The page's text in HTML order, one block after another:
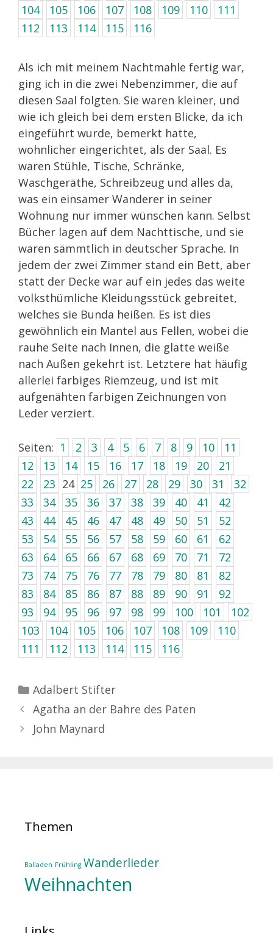
104
105 106 107 108 109 110
111
112
113 114 115 116
Als ich mit meinem Nachtmahle fertig war,
ging ich in die zwei Nebenzimmer, die auf
diesen Saal folgten. Sie waren kleiner, und
wie ich gleich bei dem ersten Blicke, da ich
eingeführt wurde, bemerkt hatte,
wohnlicher eingerichtet, als der Saal. Es
waren Stühle, Tische, Schränke,
Waschgeräthe, Schreibzeug und alles da,
was ein einsamer Wanderer in seiner
Wohnung nur immer wünschen kann. Selbst
Bücher lagen auf dem Nachttische, und sie
waren sämmtlich in deutscher Sprache. In
jedem der zwei Zimmer stand ein Bett, aber
statt der Decke war auf ein jedes das weite
volksthümliche Kleidungsstück gebreitet,
welches sie Bunda heißen. Es ist dies
gewöhnlich ein Mantel aus Fellen, wobei die
rauhe Seite nach Innen, die glatte weiße
nach Außen gekehrt ist. Letztere hat häufig
allerlei farbiges Riemzeug, und ist mit
aufgenähten farbigen Zeichnungen von
Leder verziert.
Seiten: 1 2 3 4 5 6 7 8 9 10
11
12
13 14 15 16 17 18 19 20
21
22
23 24 25 26 27 28 29 30 31
32
33
34 35 36 37 38 39 40 41
42
43
44 45 46 47 48 49 50 51
52
53
54 55 56 57 58 59 60 61
62
63
64 65 66 67 68 69 70 71
72
73
74 75 76 77 78 79 80 81
82
83
84 85 86 87 88 89 90 91
92
93
94 95 96 97 98 99 100 101
102
103
104 105 106 107 108 109
110
111
112 113 114 115 116
Kategorien
Adalbert Stifter
Agatha an der Bahre des Paten
John Maynard
Themen
Balladen Frühling Wanderlieder
Weihnachten